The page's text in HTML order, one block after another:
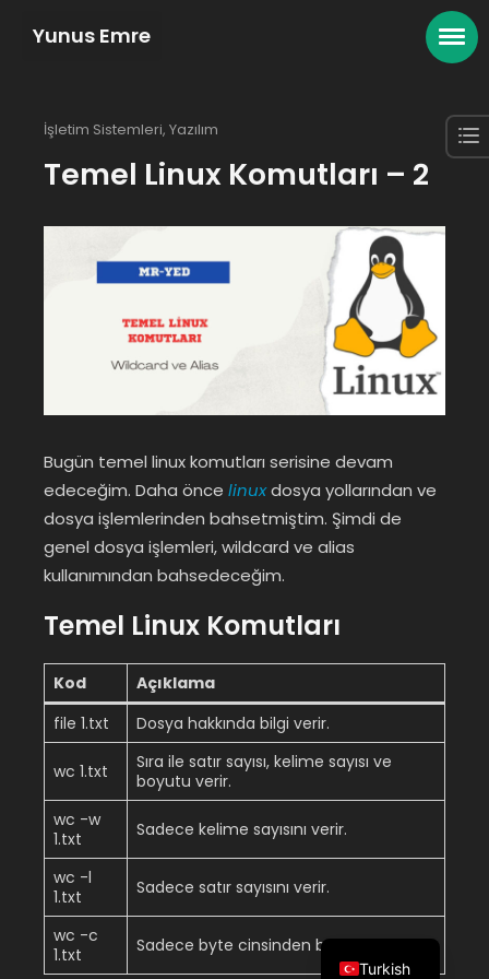
Yunus Emre
İşletim Sistemleri, Yazılım
Temel Linux Komutları – 2
Bugün temel linux komutları serisine devam
edeceğim. Daha önce linuxdosya yollarından ve
dosya işlemlerinden bahsetmiştim. Şimdi de
genel dosya işlemleri, wildcard ve alias
kullanımından bahsedeceğim.
Temel Linux Komutları
Kod
Açıklama
file 1.txt
Dosya hakkında bilgi verir.
wc 1.txt
Sıra ile satır sayısı, kelime sayısı ve
boyutu verir.
wc -w
1.txt
Sadece kelime sayısını verir.
wc -l
1.txt
Sadece satır sayısını verir.
wc -c
1.txt
Sadece byte cinsinden boyutu verir.
Turkish